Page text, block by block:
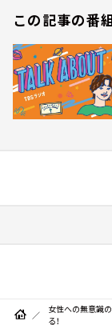
この記事の番
女性への無意識
る！